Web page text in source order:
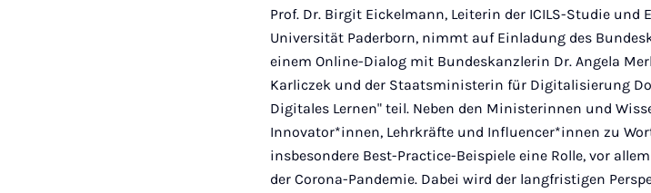
Prof. Dr. Birgit Eickelmann, Leiterin der ICILS-Studie
Universität Paderborn, nimmt auf Einladung des
einem Online-Dialog mit Bundeskanzlerin Dr. Angela
Karliczek und der Staatsministerin für Digitalisierung
Digitales Lernen" teil. Neben den Ministerinnen und
Innovator*innen, Lehrkräfte und Influencer*innen zu
insbesondere Best-Practice-Beispiele eine Rolle, vor
der Corona-Pandemie. Dabei wird der langfristigen